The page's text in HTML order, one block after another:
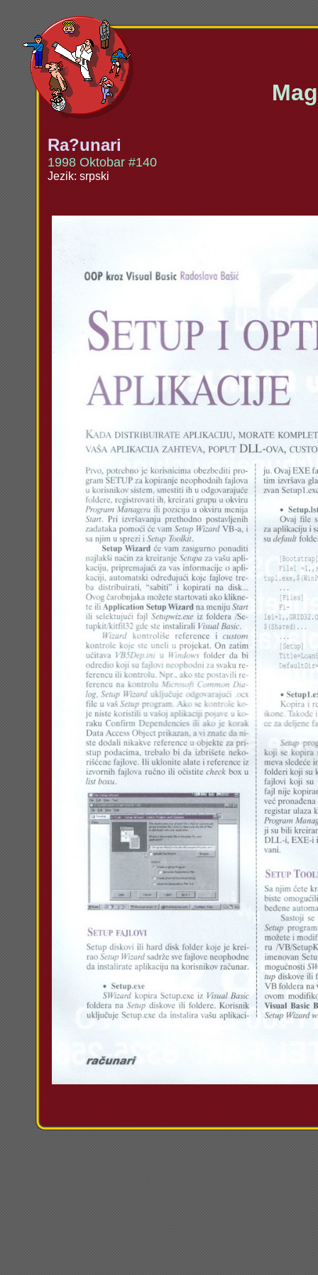
Ra?unari
1998 Oktobar #140
Jezik: srpski